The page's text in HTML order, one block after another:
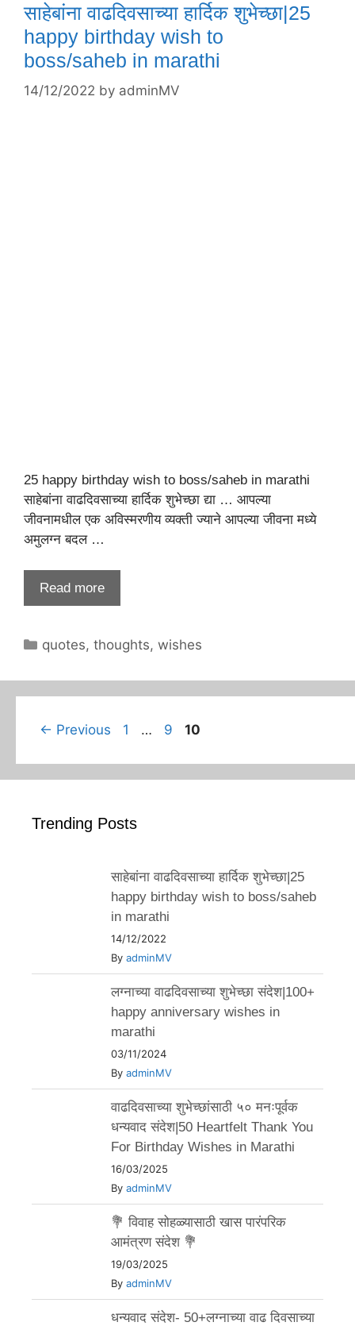
साहेबांना वाढदिवसाच्या हार्दिक शुभेच्छा|25
happy birthday wish to
boss/saheb in marathi
14/12/2022 by adminMV
25 happy birthday wish to boss/saheb in marathi
साहेबांना वाढदिवसाच्या हार्दिक शुभेच्छा द्या … आपल्या
जीवनामधील एक अविस्मरणीय व्यक्ती ज्याने आपल्या जीवना मध्ये
अमुलग्न बदल …
Read more
Categories
quotes,thoughts,wishes
← Previous Page
1 … Page
9 Page
10
Trending Posts
साहेबांना वाढदिवसाच्या हार्दिक शुभेच्छा|25
happy birthday wish to boss/saheb
in marathi
14/12/2022
By adminMV
लग्नाच्या वाढदिवसाच्या शुभेच्छा संदेश|100+
happy anniversary wishes in
marathi
03/11/2024
By adminMV
वाढदिवसाच्या शुभेच्छांसाठी ५० मनःपूर्वक
धन्यवाद संदेश|50 Heartfelt Thank You
For Birthday Wishes in Marathi
16/03/2025
By adminMV
💐 विवाह सोहळ्यासाठी खास पारंपरिक
आमंत्रण संदेश 💐
19/03/2025
By adminMV
धन्यवाद संदेश- 50+लग्नाच्या वाढ दिवसाच्या